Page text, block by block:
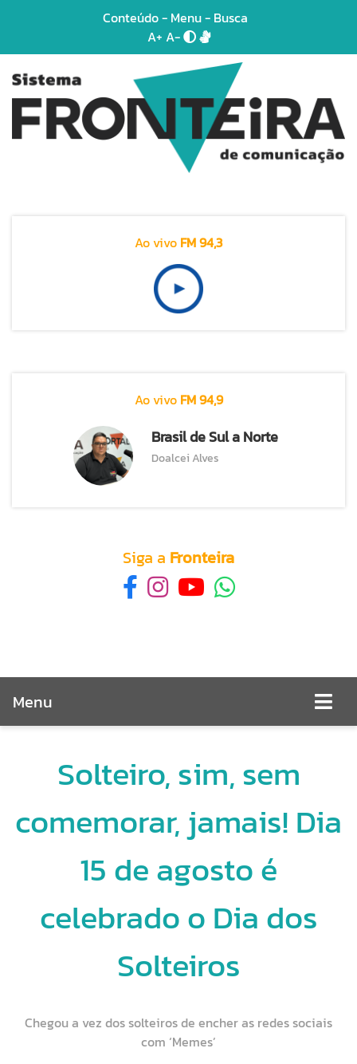
Conteúdo- Menu- Busca
A+ A-
Ao vivo FM 94,3
Ao vivo FM 94,9
Brasil de Sul a Norte
Doalcei Alves
Siga a Fronteira
Menu
Solteiro, sim, sem
comemorar, jamais! Dia
15 de agosto é
celebrado o Dia dos
Solteiros
Chegou a vez dos solteiros de encher as redes sociais
com ‘Memes’